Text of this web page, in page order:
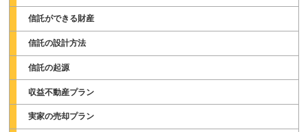
信託ができる財産
信託の設計方法
信託の起源
収益不動産プラン
実家の売却プラン